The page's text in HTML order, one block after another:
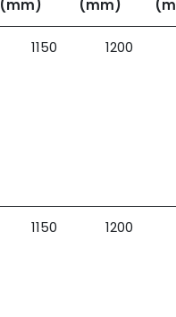
(mm) (mm)
1150 1200
1150 1200